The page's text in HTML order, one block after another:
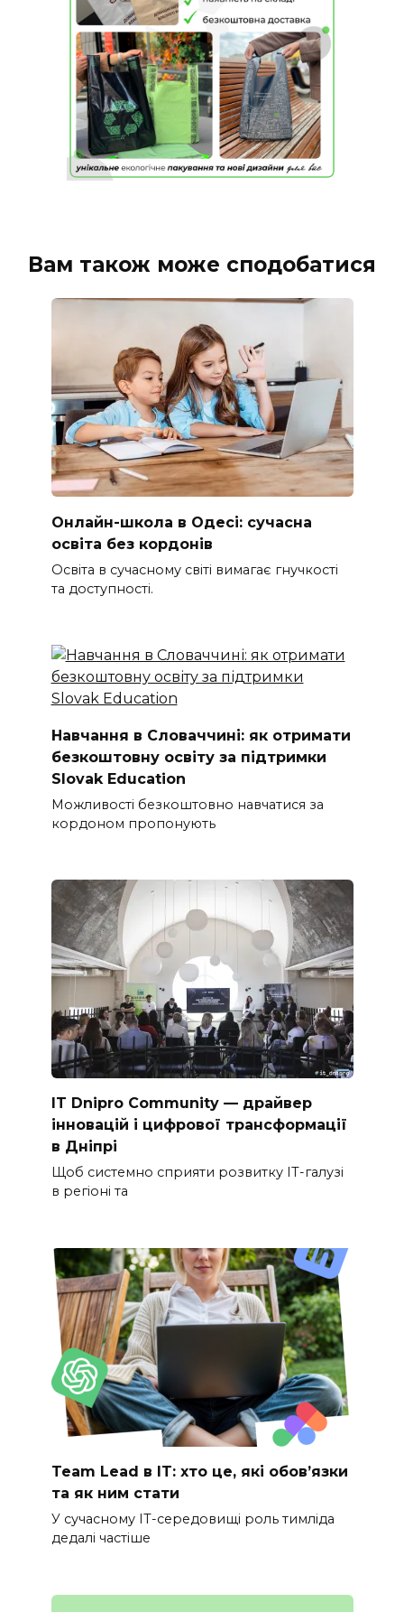
Вам також може сподобатися
Онлайн-школа в Одесі: сучасна
освіта без кордонів
Освіта в сучасному світі вимагає гнучкості
та доступності.
Навчання в Словаччині: як отримати
безкоштовну освіту за підтримки
Slovak Education
Можливості безкоштовно навчатися за
кордоном пропонують
IT Dnipro Community — драйвер
інновацій і цифрової трансформації
в Дніпрі
Щоб системно сприяти розвитку ІТ-галузі
в регіоні та
Team Lead в IT: хто це, які обов’язки
та як ним стати
У сучасному IT-середовищі роль тимліда
дедалі частіше